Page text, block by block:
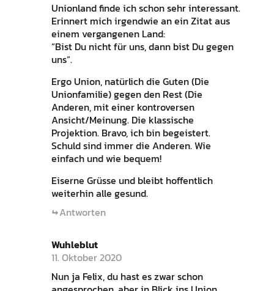
Unionland finde ich schon sehr interessant.
Erinnert mich irgendwie an ein Zitat aus
einem vergangenen Land:
“Bist Du nicht für uns, dann bist Du gegen
uns“.
Ergo Union, natürlich die Guten (Die
Unionfamilie) gegen den Rest (Die
Anderen, mit einer kontroversen
Ansicht/Meinung. Die klassische
Projektion. Bravo, ich bin begeistert.
Schuld sind immer die Anderen. Wie
einfach und wie bequem!
Eiserne Grüsse und bleibt hoffentlich
weiterhin alle gesund.
Antworten
Wuhleblut
11. Oktober 2020
Nun ja Felix, du hast es zwar schon